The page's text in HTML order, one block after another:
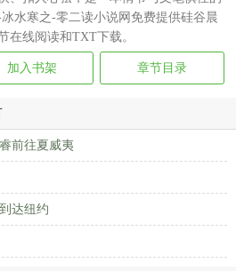
水寒之-零二读小说网免费提供硅谷晨
在线阅读和TXT下载。
加入书架 章节目录
前往夏威夷
达纽约